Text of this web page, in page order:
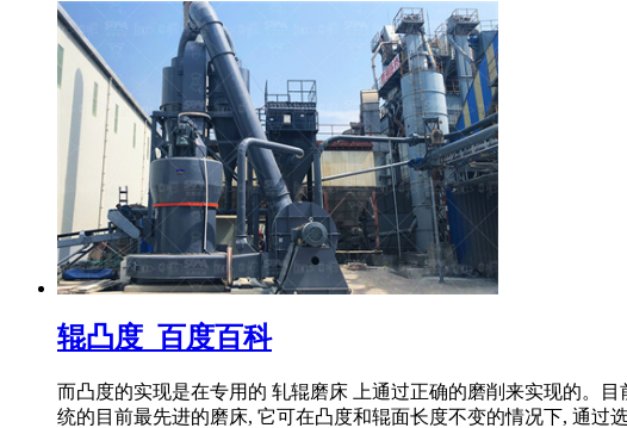
辊凸度_百度百科
而凸度的实现是在专用的 轧辊磨床 上通过正确的磨削来实现的。
统的目前最先进的磨床, 它可在凸度和辊面长度不变的情况下, 通过